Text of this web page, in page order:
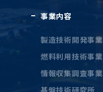
事業内容
製造技術開発事業
燃料利用技術事業
情報収集調査事業